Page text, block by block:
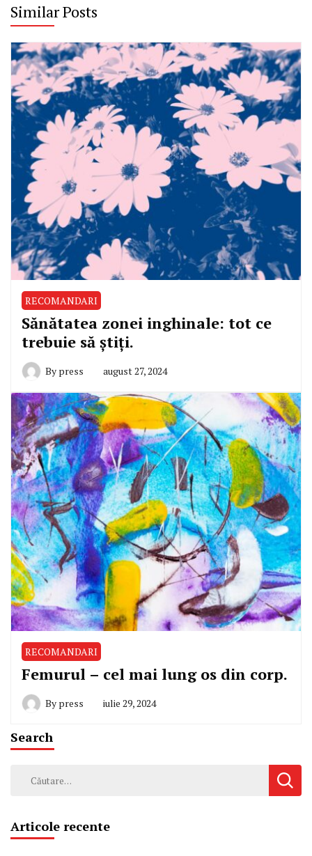
Similar Posts
RECOMANDARI
Sănătatea zonei inghinale: tot ce
trebuie să știți.
By press august 27, 2024
RECOMANDARI
Femurul – cel mai lung os din corp.
By press iulie 29, 2024
Search
Caută
Articole recente